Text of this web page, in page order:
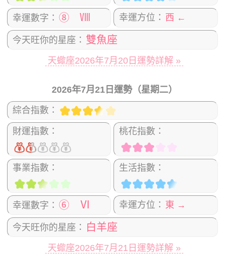
幸運數字： ⑧ Ⅷ 幸運方位： 西 ←
今天旺你的星座： 雙魚座
天蠍座2026年7月20日運勢詳解 »
2026年7月21日運勢（星期二）
綜合指數：
財運指數： 桃花指數：
事業指數： 生活指數：
幸運數字： ⑥ Ⅵ 幸運方位： 東 →
今天旺你的星座： 白羊座
天蠍座2026年7月21日運勢詳解 »